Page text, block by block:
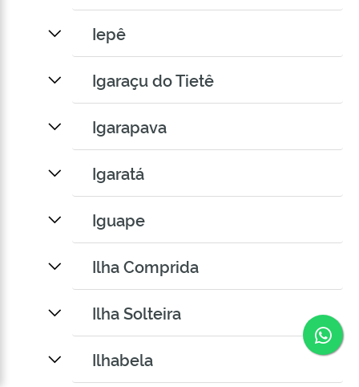
Iepê
Igaraçu do Tietê
Igarapava
Igaratá
Iguape
Ilha Comprida
Ilha Solteira
Ilhabela